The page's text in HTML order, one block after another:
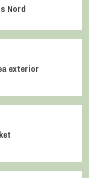
Nord
exterior